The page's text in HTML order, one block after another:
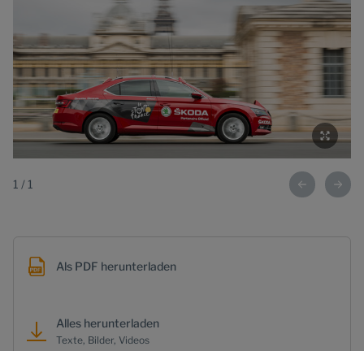
1 / 1
Als PDF herunterladen
Alles herunterladen
Texte, Bilder, Videos